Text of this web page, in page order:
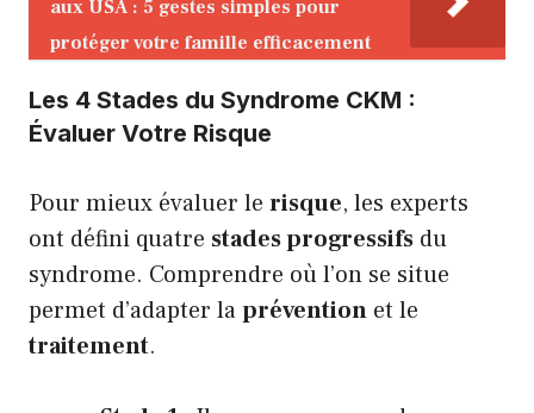
aux USA : 5 gestes simples pour
protéger votre famille efficacement
Les 4 Stades du Syndrome CKM :
Évaluer Votre Risque
Pour mieux évaluer le risque, les experts
ont défini quatre stades progressifs du
syndrome. Comprendre où l’on se situe
permet d’adapter laprévention et le
traitement.